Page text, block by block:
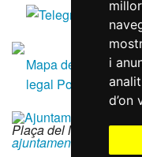
i
d’on
Mapa del lloc
legal Política de
Plaça del Mercadal ·
ajuntament@reus.cat